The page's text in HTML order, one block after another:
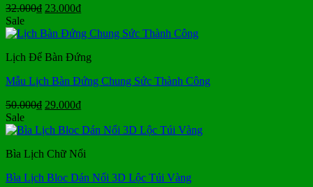
32.000₫ Giá
là:
23.000₫Giá
tại
23.000₫.
Sale
Lịch Để Bàn Đứng
Mẫu Lịch Bàn Đứng Chung Sức Thành Công
50.000₫ Giá
là:
29.000₫Giá
tại
29.000₫.
Sale
Bìa Lịch Chữ Nổi
Bìa Lịch Bloc Dán Nổi 3D Lộc Túi Vàng